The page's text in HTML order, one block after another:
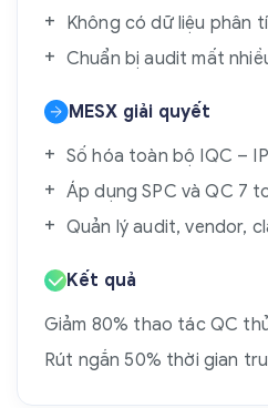
Không có dữ liệu phân
Chuẩn bị audit mất
MESX giải quyết
Số hóa toàn bộ IQC –
Áp dụng SPC và QC 7
Quản lý audit, vendor,
Kết quả
Giảm 80% thao tác QC
Rút ngắn 50% thời gian